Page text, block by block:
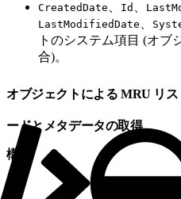
CreatedDate Id
LastModifiedDate
トのシステム項目 (オブ
合)。
オブジェクトによる MRU リ
ードとメタデータの取得
構文